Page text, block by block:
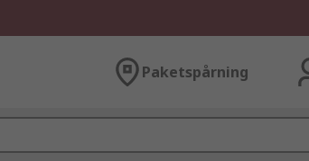
Paketspårning